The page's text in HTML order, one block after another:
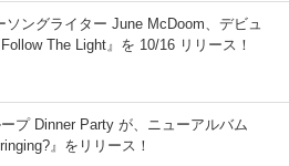
ソングライター June McDoom、デビュ
The Light』を 10/16 リリース！
プ Dinner Party が、ニューアルバム
』をリリース！